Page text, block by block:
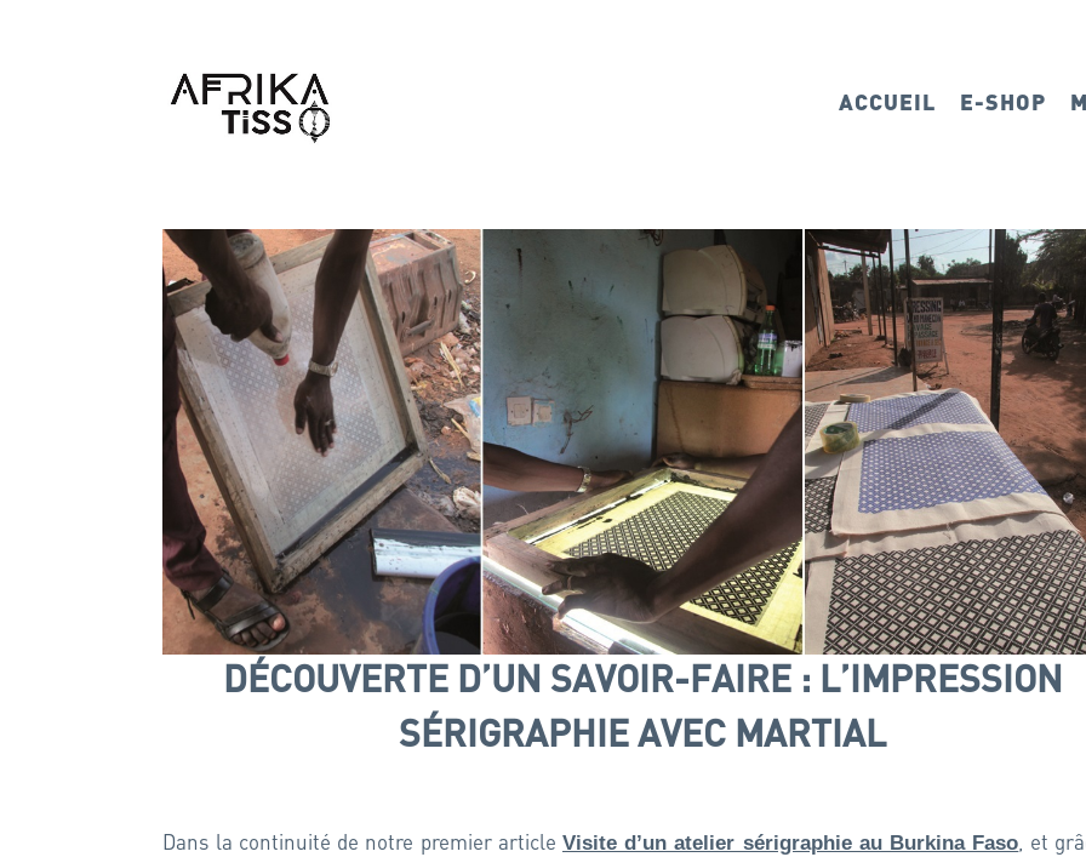
ACCUEIL E-SHOP
DÉCOUVERTE D’UN SAVOIR-FAIRE : L’IMPRESSION
SÉRIGRAPHIE AVEC MARTIAL
Dans la continuité de notre premier article Visite d’un atelier sérigraphie au Burkina Faso , et